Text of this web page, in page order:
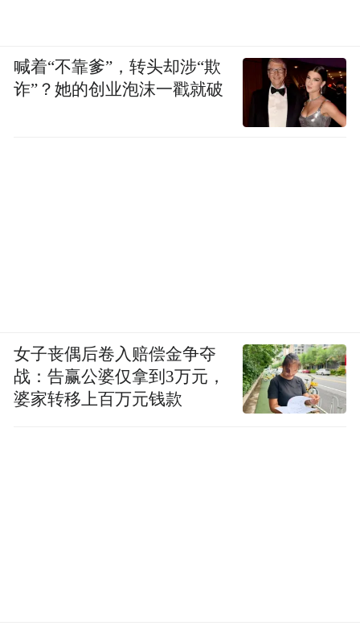
喊着“不靠爹”，转头却涉“欺
诈”？她的创业泡沫一戳就破
女子丧偶后卷入赔偿金争夺
战：告赢公婆仅拿到3万元，
婆家转移上百万元钱款